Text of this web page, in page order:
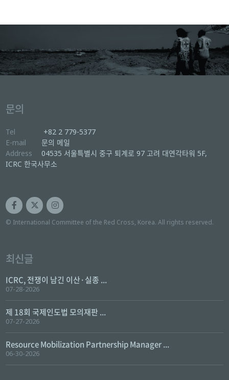
문의
Tel
+82 2 779-5377
E-mail
문의 메일
Address
04535 서울특별시 중구 퇴계로 97 고려 대연각타워 5F,
ICRC 한국사무소
© International Committee of the Red Cross, Korea. All rights reserved.
최신글
ICRC, 전쟁이 남긴 이산·실종 ...
07-28-2026
제 18회 국제인도법 모의재판 ...
07-27-2026
Resource Mobilization Partnership Manager ...
06-30-2026